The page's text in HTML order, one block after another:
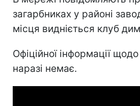
загарбниках у районі
місця видніється клуб
Офіційної інформації
наразі немає.